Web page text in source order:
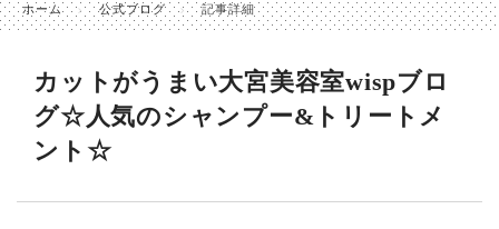
ホーム 公式ブログ 記事詳細
カットがうまい大宮美容室wispブロ
グ☆人気のシャンプー&トリートメ
ント☆